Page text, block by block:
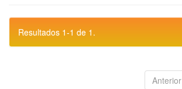
Resultados 1-1 de 1.
Anterior